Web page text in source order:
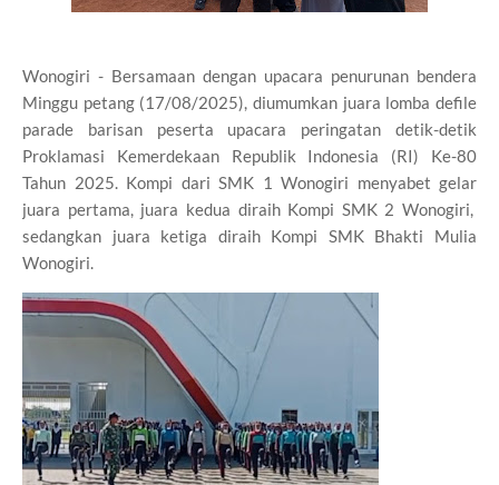
Wonogiri - Bersamaan dengan upacara penurunan bendera
Minggu petang (17/08/2025), diumumkan juara lomba defile
parade barisan peserta upacara peringatan detik-detik
Proklamasi Kemerdekaan Republik Indonesia (RI) Ke-80
Tahun 2025. Kompi dari SMK 1 Wonogiri menyabet gelar
juara pertama, juara kedua diraih Kompi SMK 2 Wonogiri,
sedangkan juara ketiga diraih Kompi SMK Bhakti Mulia
Wonogiri.